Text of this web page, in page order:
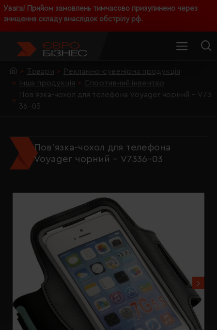
Увага! Прийом замовлень тимчасово призупинено через
знищення складу внаслідок обстрілу рф.
Товари
Рекламно-сувенірна продукція
Інша продукція
Спортивний інвентар
Пов'язка-чохол для телефона Voyager чорний - V73
36-03
Пов'язка-чохол для телефона
Voyager чорний - V7336-03